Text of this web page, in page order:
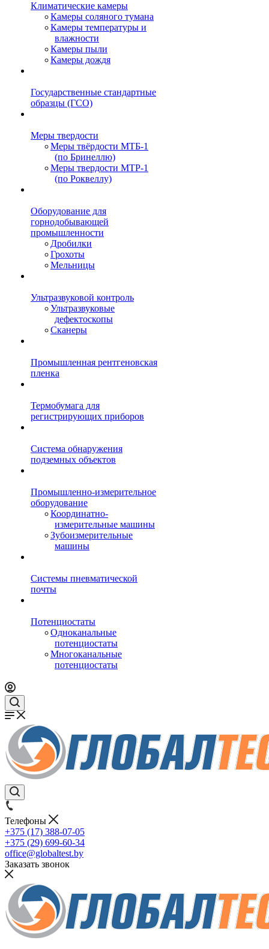
Климатические камеры
Камеры соляного тумана
Камеры температуры и
влажности
Камеры пыли
Камеры дождя
Государственные стандартные
образцы (ГСО)
Меры твердости
Меры твёрдости МТБ-1
(по Бринеллю)
Меры твердости МТР-1
(по Роквеллу)
Оборудование для
горнодобывающей
промышленности
Дробилки
Грохоты
Мельницы
Ультразвуковой контроль
Ультразвуковые
дефектоскопы
Сканеры
Промышленная рентгеновская
пленка
Термобумага для
регистрирующих приборов
Система обнаружения
подземных объектов
Промышленно-измерительное
оборудование
Координатно-
измерительные машины
Зубоизмерительные
машины
Системы пневматической
почты
Потенциостаты
Одноканальные
потенциостаты
Многоканальные
потенциостаты
Телефоны
+375 (17) 388-07-05
+375 (29) 699-60-34
office@globaltest.by
Заказать звонок